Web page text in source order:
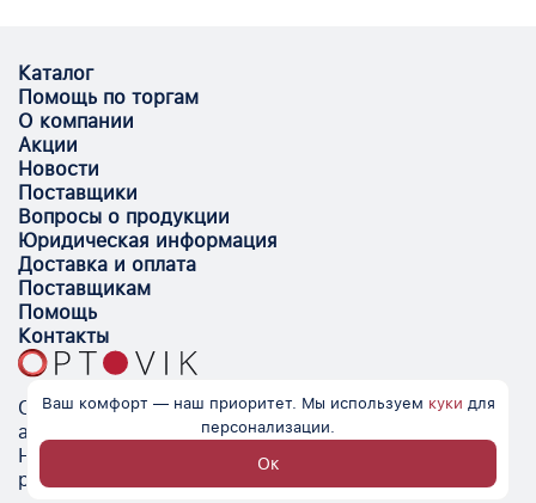
Optovik.com - электронная площадка для
автоматизации закупок и поиска поставщиков.
Низкие цены, надёжные контрагенты и удобство
работы.
Каталог
Помощь по торгам
О компании
Акции
Новости
Поставщики
Вопросы о продукции
Юридическая информация
Доставка и оплата
Поставщикам
Помощь
Контакты
Ваш комфорт — наш приоритет. Мы используем куки для
персонализации.
Ок